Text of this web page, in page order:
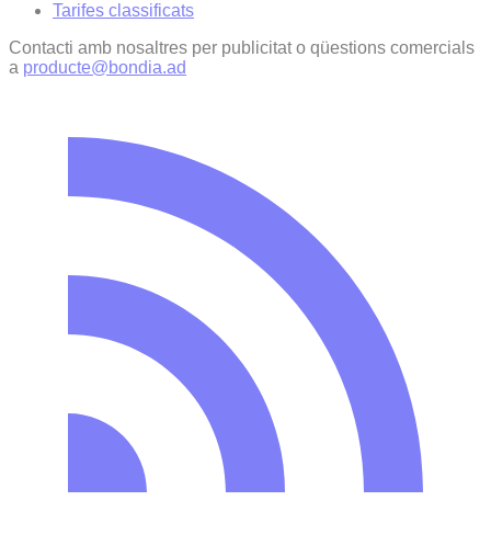
Tarifes classificats
Contacti amb nosaltres per publicitat o qüestions comercials
a producte@bondia.ad